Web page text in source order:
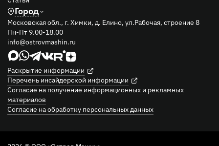
Город
Московская обл., г. Химки, д. Елино, ул.Рабочая, строение 8
Пн-Пт 9.00-18.00
info@ostrovmashin.ru
Раскрытие информации
Перечень инсайдерской информации
Согласие на получение информационных и рекламных
материалов
Согласие на обработку персональных данных